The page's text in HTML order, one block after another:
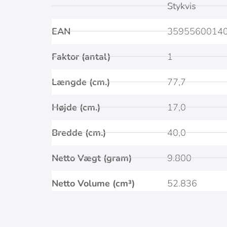
EAN
Faktor (antal)
Længde (cm.)
Højde (cm.)
Bredde (cm.)
Netto Vægt (gram)
Netto Volume (cm³)
Stykvis
1
77,7
17,0
40,0
9.800
52.836